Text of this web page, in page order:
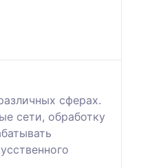
сферах.
сети, обработку